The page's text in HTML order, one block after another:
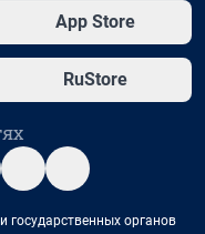
App Store
RuStore
государственных органов